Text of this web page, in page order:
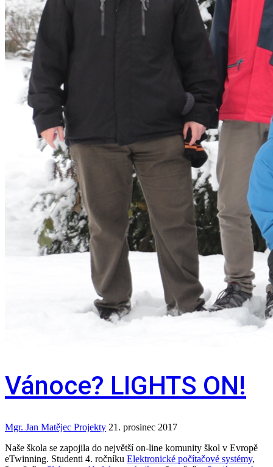
Vánoce? LIGHTS ON!
Mgr. Jan Matějec Projekty 21. prosinec 2017
Naše škola se zapojila do největší on-line komunity škol v Evropě
eTwinning. Studenti 4. ročníku Elektronické počítačové systémy,